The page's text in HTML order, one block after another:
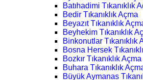
Batıhadimi Tıkanıklık
Bedir Tıkanıklık Açma
Beyazıt Tıkanıklık
Beyhekim Tıkanıklık
Binkonutlar Tıkanıklık
Bosna Hersek
Bozkır Tıkanıklık Açma
Buhara Tıkanıklık
Büyük Aymanas